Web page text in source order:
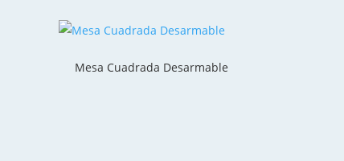
Mesa Cuadrada Desarmable